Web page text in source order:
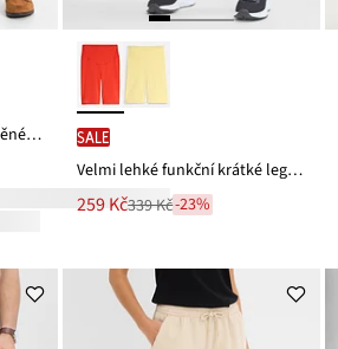
Strečové bermudy z bavlněné směsi SALE
Velmi lehké funkční krátké legíny s pohodlným pasem, rychleschnoucí
Nová
259 Kč
Zlevněno
339 Kč
339 Kč-23%